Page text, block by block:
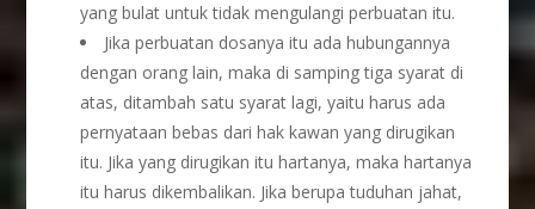
yang bulat untuk tidak mengulangi perbuatan itu.
Jika perbuatan dosanya itu ada hubungannya
dengan orang lain, maka di samping tiga syarat di
atas, ditambah satu syarat lagi, yaitu harus ada
pernyataan bebas dari hak kawan yang dirugikan
itu. Jika yang dirugikan itu hartanya, maka hartanya
itu harus dikembalikan. Jika berupa tuduhan jahat,